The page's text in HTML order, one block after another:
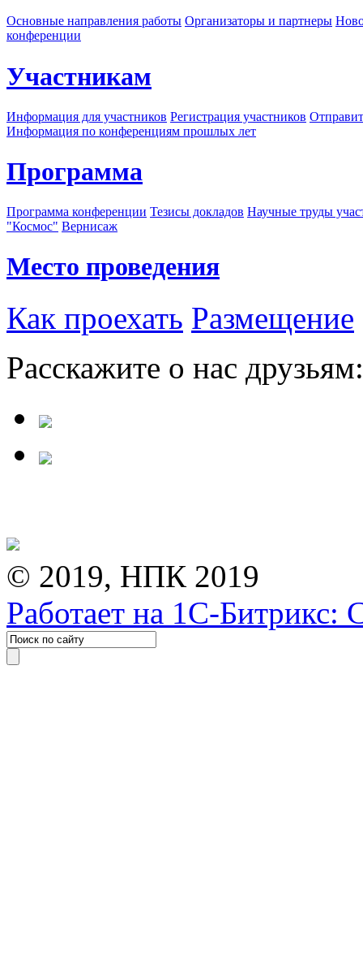
Основные направления работы Организаторы и партнеры
конференции
Участникам
Информация для участников Регистрация участников
Информация по конференциям прошлых лет
Программа
Программа конференции Тезисы докладов Научные труды
"Космос" Вернисаж
Место проведения
Как проехать Размещение
Расскажите о нас друзьям:
© 2019, НПК 2019
Работает на 1С-Битрикс: